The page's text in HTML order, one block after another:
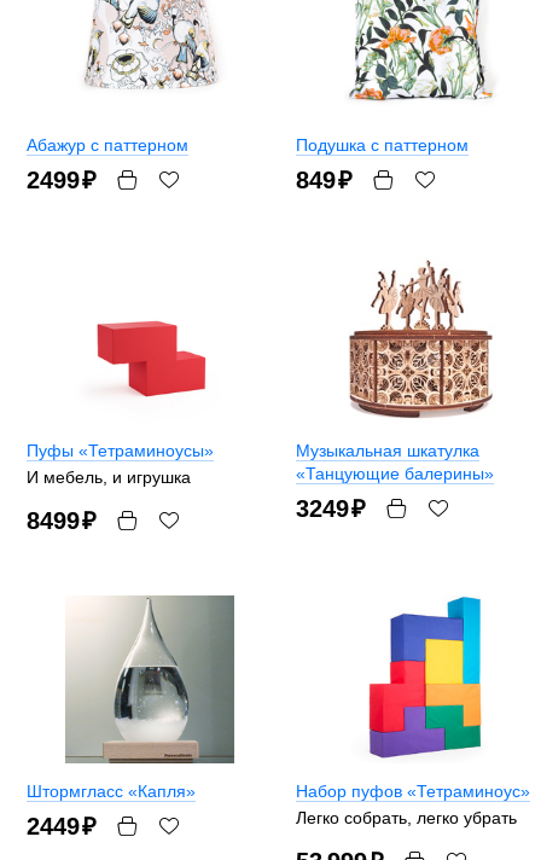
Абажур с паттерном
2499₽
Подушка с паттерном
849₽
Пуфы «Тетраминоусы»
И мебель, и игрушка
8499₽
Музыкальная шкатулка
«Танцующие балерины»
3249₽
Штормгласс «Капля»
2449₽
Набор пуфов «Тетраминоус»
Легко собрать, легко убрать